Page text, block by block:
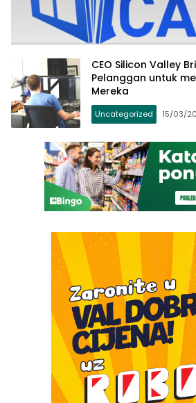
CEO Silicon Valley
Pelanggan untuk
Mereka
Uncategorized 15/03/